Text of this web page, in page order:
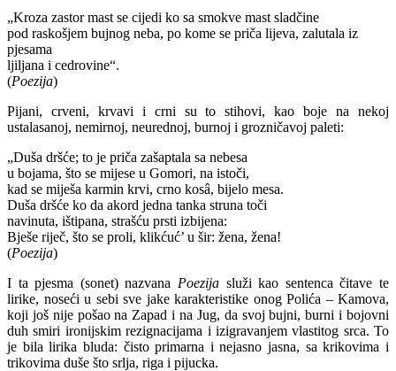
„Kroza zastor mast se cijedi ko sa smokve mast sladčine
pod raskošjem bujnog neba, po kome se priča lijeva, zalutala iz
pjesama
ljiljana i cedrovine“.
(Poezija)
Pijani, crveni, krvavi i crni su to stihovi, kao boje na nekoj
ustalasanoj, nemirnoj, neurednoj, burnoj i grozničavoj paleti:
„Duša dršće; to je priča zašaptala sa nebesa
u bojama, što se mijese u Gomori, na istoči,
kad se miješa karmin krvi, crno kosâ, bijelo mesa.
Duša dršće ko da akord jedna tanka struna toči
navinuta, ištipana, strašću prsti izbijena:
Bješe riječ, što se proli, klikćuć’ u šir: žena, žena!
(Poezija)
I ta pjesma (sonet) nazvana Poezija služi kao sentenca čitave te
lirike, noseći u sebi sve jake karakteristike onog Polića – Kamova,
koji još nije pošao na Zapad i na Jug, da svoj bujni, burni i bojovni
duh smiri ironijskim rezignacijama i izigravanjem vlastitog srca. To
je bila lirika bluda: čisto primarna i nejasno jasna, sa krikovima i
trikovima duše što srlja, riga i pijucka.